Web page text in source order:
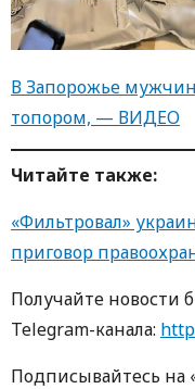
В Запорожье
топором, — ВИДЕО
Читайте также:
«Фильтровал»
приговор
Получайте новости
Telegram-канала:
Подписывайтесь на